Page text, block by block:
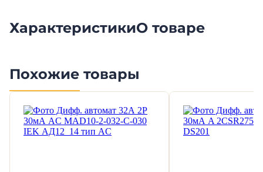
ХарактеристикиО товаре
Похожие товары